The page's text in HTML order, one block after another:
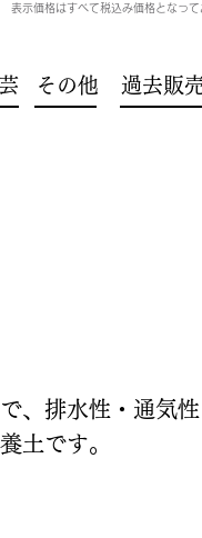
表示価格はすべて税込み価格となって
その他 過去販
、排水性・通気
土です。